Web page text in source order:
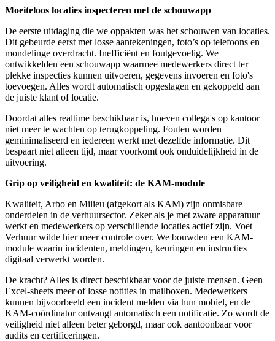
Moeiteloos locaties inspecteren met de schouwapp
De eerste uitdaging die we oppakten was het schouwen van locaties.
Dit gebeurde eerst met losse aantekeningen, foto’s op telefoons en
mondelinge overdracht. Inefficiënt en foutgevoelig. We
ontwikkelden een schouwapp waarmee medewerkers direct ter
plekke inspecties kunnen uitvoeren, gegevens invoeren en foto's
toevoegen. Alles wordt automatisch opgeslagen en gekoppeld aan
de juiste klant of locatie.
Doordat alles realtime beschikbaar is, hoeven collega's op kantoor
niet meer te wachten op terugkoppeling. Fouten worden
geminimaliseerd en iedereen werkt met dezelfde informatie. Dit
bespaart niet alleen tijd, maar voorkomt ook onduidelijkheid in de
uitvoering.
Grip op veiligheid en kwaliteit: de KAM-module
Kwaliteit, Arbo en Milieu (afgekort als KAM) zijn onmisbare
onderdelen in de verhuursector. Zeker als je met zware apparatuur
werkt en medewerkers op verschillende locaties actief zijn. Voet
Verhuur wilde hier meer controle over. We bouwden een KAM-
module waarin incidenten, meldingen, keuringen en instructies
digitaal verwerkt worden.
De kracht? Alles is direct beschikbaar voor de juiste mensen. Geen
Excel-sheets meer of losse notities in mailboxen. Medewerkers
kunnen bijvoorbeeld een incident melden via hun mobiel, en de
KAM-coördinator ontvangt automatisch een notificatie. Zo wordt de
veiligheid niet alleen beter geborgd, maar ook aantoonbaar voor
audits en certificeringen.